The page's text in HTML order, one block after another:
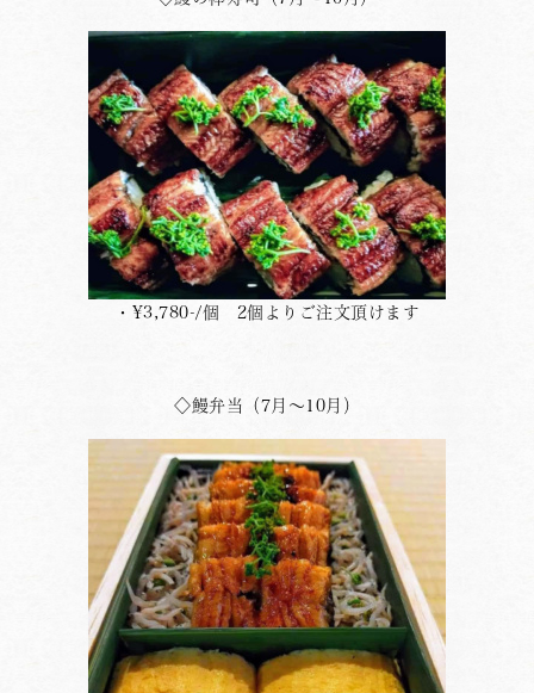
・¥3,780-/個 2個よりご注文頂けます
◇鰻弁当（7月〜10月）